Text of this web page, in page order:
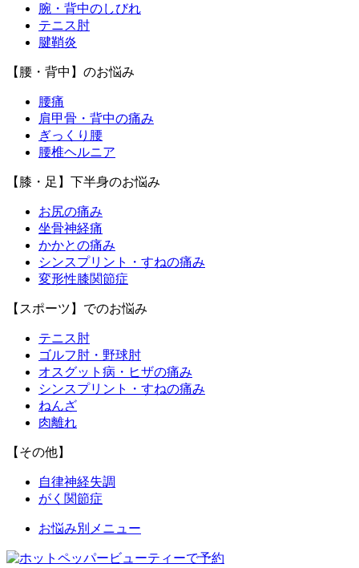
腕・背中のしびれ
テニス肘
腱鞘炎
【腰・背中】のお悩み
腰痛
肩甲骨・背中の痛み
ぎっくり腰
腰椎ヘルニア
【膝・足】下半身のお悩み
お尻の痛み
坐骨神経痛
かかとの痛み
シンスプリント・すねの痛み
変形性膝関節症
【スポーツ】でのお悩み
テニス肘
ゴルフ肘・野球肘
オスグット病・ヒザの痛み
シンスプリント・すねの痛み
ねんざ
肉離れ
【その他】
自律神経失調
がく関節症
お悩み別メニュー